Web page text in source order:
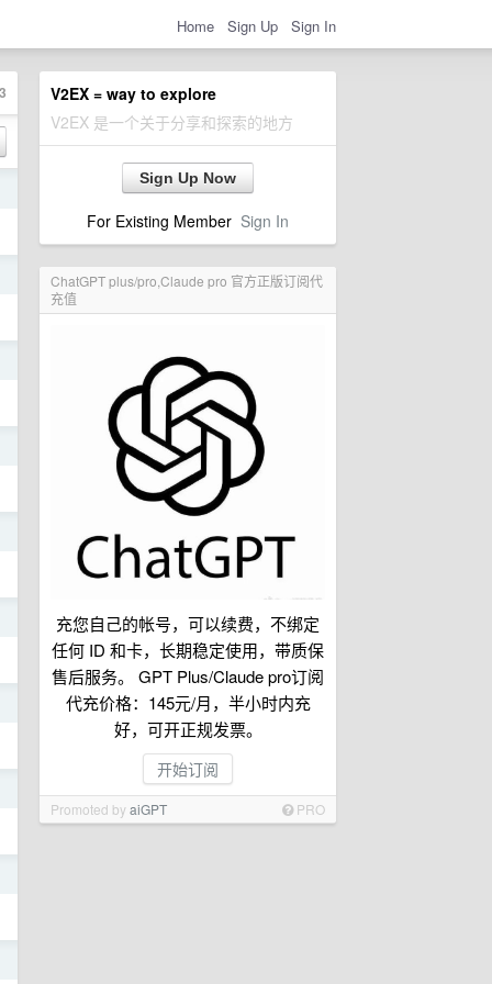
Home Sign Up Sign In
V2EX = way to explore
V2EX 是一个关于分享和探索的地方
Sign Up Now
For Existing Member Sign In
ChatGPT plus/pro,Claude pro 官方正版订阅代
充值
充您自己的帐号，可以续费，不绑定
任何 ID 和卡，长期稳定使用，带质保
售后服务。 GPT Plus/Claude pro订阅
代充价格：145元/月，半小时内充
好，可开正规发票。
开始订阅
Promoted byaiGPT PRO